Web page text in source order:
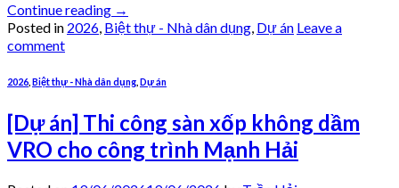
Continue reading →
Posted in 2026, Biệt thự - Nhà dân dụng, Dự án Leave a
comment
2026 Biệt thự - Nhà dân dụng Dự án
[Dự án] Thi công sàn xốp không dầm
VRO cho công trình Mạnh Hải